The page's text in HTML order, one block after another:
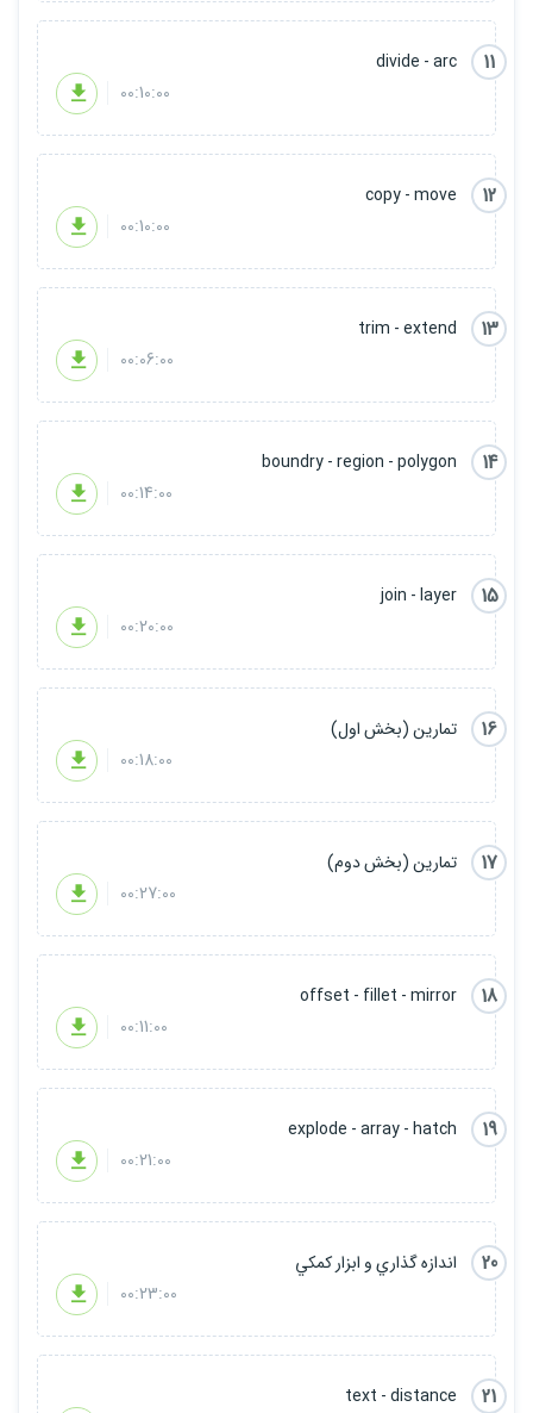
11
divide - arc
00:10:00
12
copy - move
00:10:00
13
trim - extend
00:06:00
14
boundry - region - polygon
00:14:00
15
join - layer
00:20:00
16
تمارين (بخش اول)
00:18:00
17
تمارين (بخش دوم)
00:27:00
18
offset - fillet - mirror
00:11:00
19
explode - array - hatch
00:21:00
20
اندازه گذاري و ابزار کمکي
00:23:00
21
text - distance